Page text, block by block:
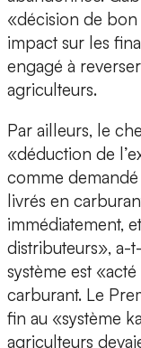
«décision de bon
impact sur les
engagé à
agriculteurs.
Par ailleurs, le
«déduction de
comme
livrés en
immédiatement,
distributeurs», a-
système est
carburant. Le
fin au «système
agriculteurs